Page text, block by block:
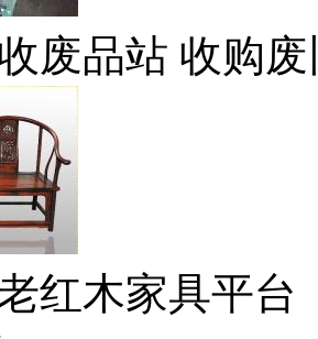
废品站 收购
红木家具平台